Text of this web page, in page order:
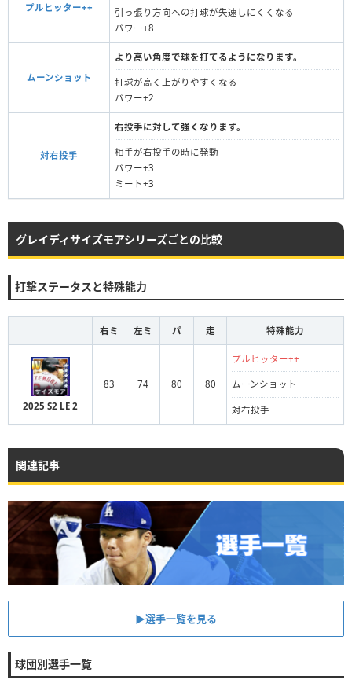
プルヒッター++
引っ張り方向への打球が失速しにくくなる
パワー+8
ムーンショット
より高い角度で球を打てるようになります。
打球が高く上がりやすくなる
パワー+2
対右投手
右投手に対して強くなります。
相手が右投手の時に発動
パワー+3
ミート+3
グレイディサイズモアシリーズごとの比較
打撃ステータスと特殊能力
右ミ 左ミ パ 走 特殊能力
2025 S2 LE 2
83 74 80 80
プルヒッター++
ムーンショット
対右投手
関連記事
▶︎選手一覧を見る
球団別選手一覧